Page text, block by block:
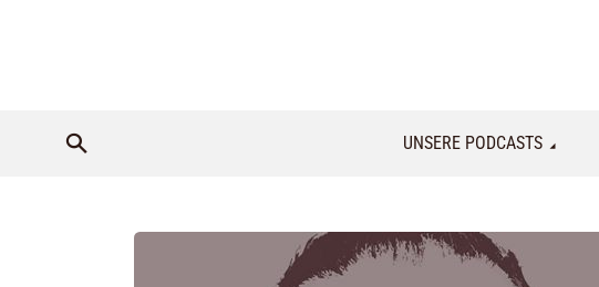
UNSERE PODCASTS